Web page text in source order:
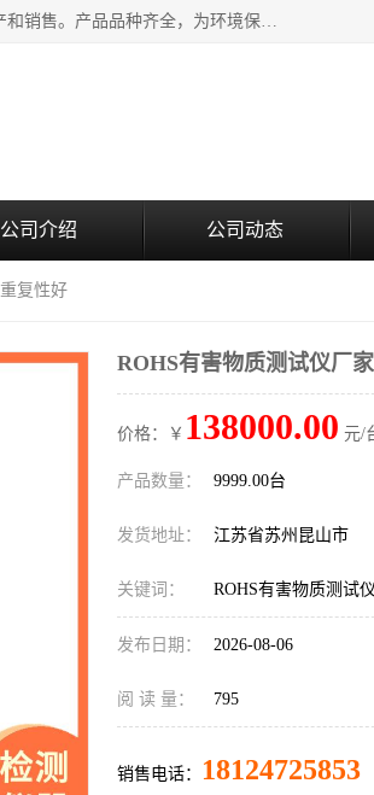
江苏天瑞仪器股份有限公司专业从事光谱、色谱、质谱等分析测试仪器及其软件的研发、生产和销售。产品品种齐全，为环境保护与安全、工业测试与分析及其它领域提供专业解决方案。 为客户提供更加先进的产品和更加满意的服务。
公司介绍 公司动态
复性好
ROHS有害物质测试仪厂
价格：￥ 138000.00 元/
产品数量： 9999.00台
发货地址： 江苏省苏州昆山市
关键词： ROHS有害物质测试
发布日期： 2026-08-06
阅 读 量： 795
销售电话： 18124725853